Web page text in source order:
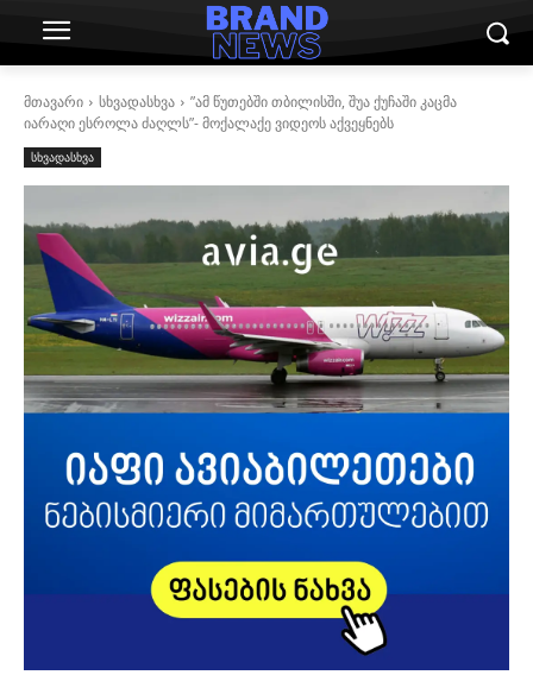
მთავარი სხვადასხვა
”ამ წუთებში თბილისში, შუა ქუჩაში კაცმა
იარაღი ესროლა ძაღლს”- მოქალაქე ვიდეოს აქვეყნებს
სხვადასხვა